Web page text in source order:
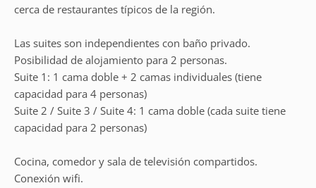
cerca de restaurantes típicos de la región.
Las suites son independientes con baño privado.
Posibilidad de alojamiento para 2 personas.
Suite 1: 1 cama doble + 2 camas individuales (tiene
capacidad para 4 personas)
Suite 2 / Suite 3 / Suite 4: 1 cama doble (cada suite tiene
capacidad para 2 personas)
Cocina, comedor y sala de televisión compartidos.
Conexión wifi.